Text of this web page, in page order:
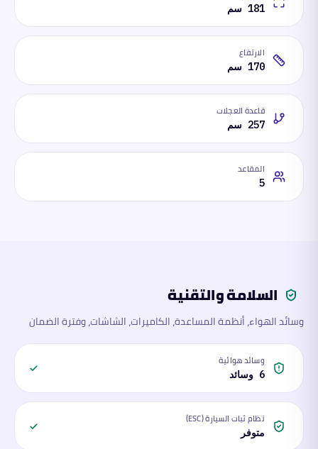
181 سم
الارتفاع
170 سم
قاعدة العجلات
257 سم
المقاعد
5
السلامة والتقنية
وسائد الهواء، أنظمة المساعدة، الكاميرات، الشاشات، وفترة الضمان
وسائد هوائية
6 وسائد
نظام ثبات السيارة (ESC)
متوفر